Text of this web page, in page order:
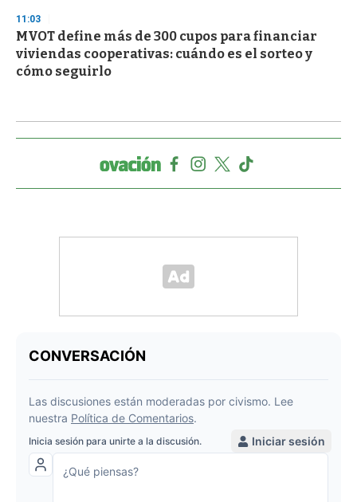
11:03
MVOT define más de 300 cupos para financiar
viviendas cooperativas: cuándo es el sorteo y
cómo seguirlo